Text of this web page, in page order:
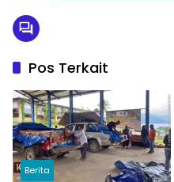
Pos Terkait
Berita